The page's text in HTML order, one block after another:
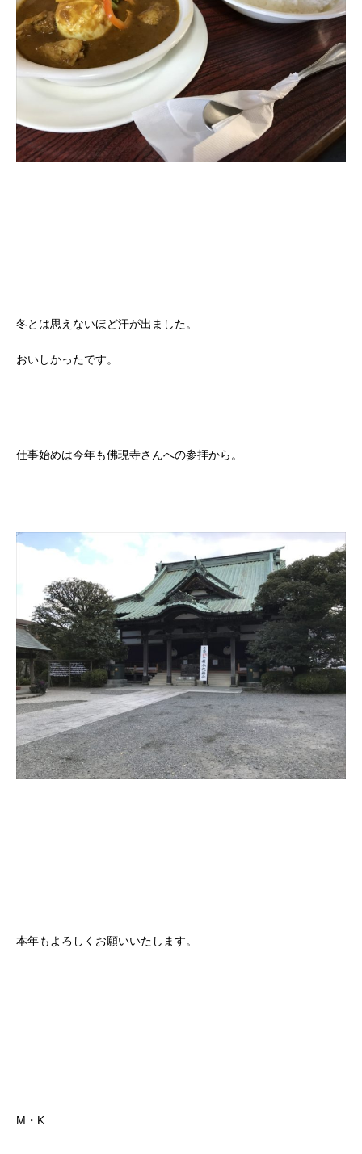
冬とは思えないほど汗が出ました。
おいしかったです。
仕事始めは今年も佛現寺さんへの参拝から。
本年もよろしくお願いいたします。
M・K